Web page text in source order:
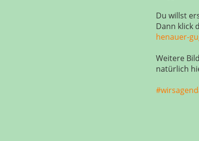
Du willst
Dann klick
henauer-
Weitere
natürlich